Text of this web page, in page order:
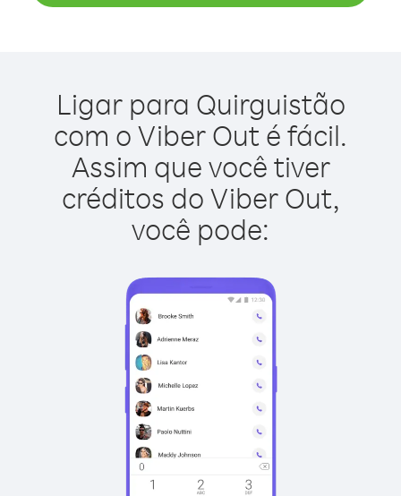
Ligar para Quirguistão
com o Viber Out é fácil.
Assim que você tiver
créditos do Viber Out,
você pode: